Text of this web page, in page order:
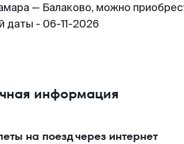
— Балаково, можно
даты - 06-11-2026
информация
на поезд через интернет